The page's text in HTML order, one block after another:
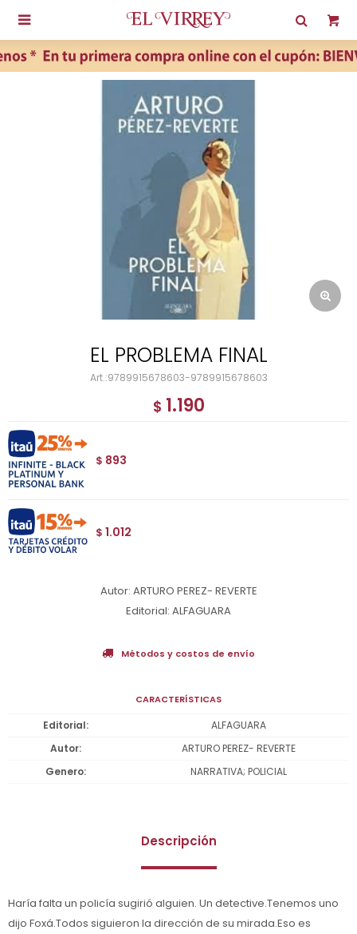

EL PROBLEMA FINAL
9789915678603-9789915678603
$ 1.190
$ 893
$ 1.012
Autor: ARTURO PEREZ- REVERTE
Editorial: ALFAGUARA
Métodos y costos de envío
CARACTERÍSTICAS
Editorial
ALFAGUARA
Autor
ARTURO PEREZ- REVERTE
Genero
NARRATIVA; POLICIAL
Descripción
Haría falta un policía sugirió alguien. Un detective.Tenemos uno
dijo Foxá.Todos siguieron la dirección de su mirada.Eso es